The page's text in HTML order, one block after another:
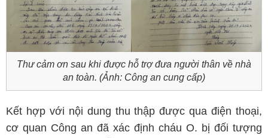
Thư cảm ơn sau khi được hỗ trợ đưa người thân về nhà
an toàn. (Ảnh: Công an cung cấp)
Kết hợp với nội dung thu thập được qua điện thoại,
cơ quan Công an đã xác định cháu O. bị đối tượng